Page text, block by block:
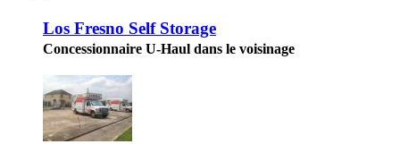
Los Fresno Self Storage
Concessionnaire U-Haul dans le voisinage